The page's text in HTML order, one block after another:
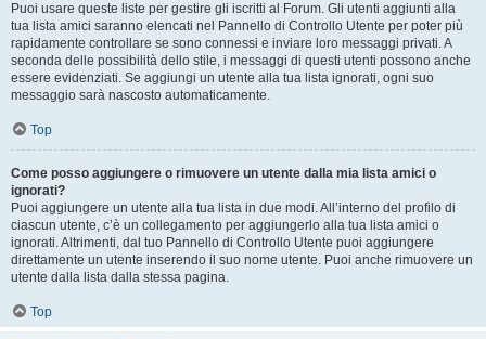
Puoi usare queste liste per gestire gli iscritti al Forum. Gli utenti aggiunti alla
tua lista amici saranno elencati nel Pannello di Controllo Utente per poter più
rapidamente controllare se sono connessi e inviare loro messaggi privati. A
seconda delle possibilità dello stile, i messaggi di questi utenti possono anche
essere evidenziati. Se aggiungi un utente alla tua lista ignorati, ogni suo
messaggio sarà nascosto automaticamente.
Top
Come posso aggiungere o rimuovere un utente dalla mia lista amici o
ignorati?
Puoi aggiungere un utente alla tua lista in due modi. All’interno del profilo di
ciascun utente, c’è un collegamento per aggiungerlo alla tua lista amici o
ignorati. Altrimenti, dal tuo Pannello di Controllo Utente puoi aggiungere
direttamente un utente inserendo il suo nome utente. Puoi anche rimuovere un
utente dalla lista dalla stessa pagina.
Top